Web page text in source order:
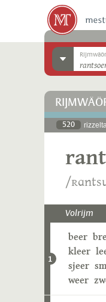
520
/
Volrijm
1
beer
kleer
sjeer
weer